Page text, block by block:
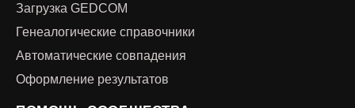
Загрузка GEDCOM
Генеалогические справочники
Автоматические совпадения
Оформление результатов